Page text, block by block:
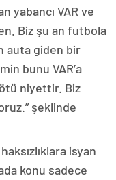
yabancı VAR ve
Biz şu an futbola
auta giden bir
bunu VAR’a
niyettir. Biz
şeklinde
isyan
konu sadece